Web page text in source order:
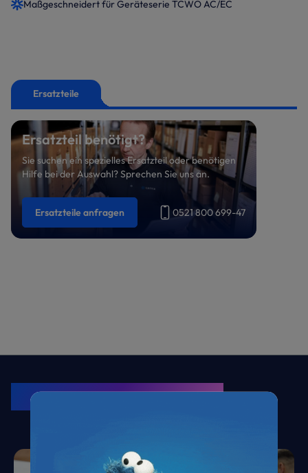
Maßgeschneidert für Geräteserie TCWO AC/EC
Ersatzteile
Ersatzteil benötigt?
Sie suchen ein spezielles Ersatzteil oder benötigen
Hilfe bei der Auswahl? Sprechen Sie uns an.
Ersatzteile anfragen 0521 800 699-47
Kälte. Klima. KRONE.